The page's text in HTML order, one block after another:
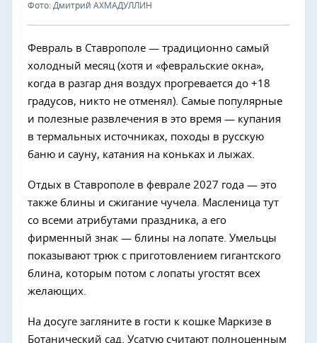
Фото: Дмитрий АХМАДУЛЛИН
Февраль в Ставрополе — традиционно самый
холодный месяц (хотя и «февральские окна»,
когда в разгар дня воздух прогревается до +18
градусов, никто не отменял). Самые популярные
и полезные развлечения в это время — купания
в термальных источниках, походы в русскую
баню и сауну, катания на коньках и лыжах.
Отдых в Ставрополе в феврале 2027 года — это
также блины и сжигание чучела. Масленица тут
со всеми атрибутами праздника, а его
фирменный знак — блины на лопате. Умельцы
показывают трюк с приготовлением гигантского
блина, которым потом с лопаты угостят всех
желающих.
На досуге загляните в гости к кошке Маркизе в
Ботанический сад. Усатую считают полноценным